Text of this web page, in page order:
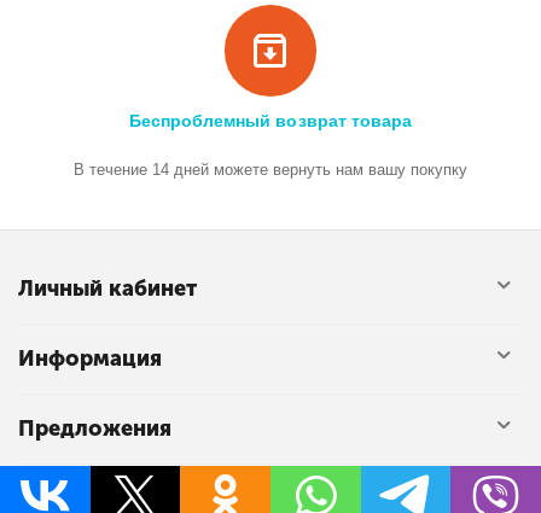
Беспроблемный возврат товара
В течение 14 дней можете вернуть нам вашу покупку
Личный кабинет
Информация
Предложения
Контакты